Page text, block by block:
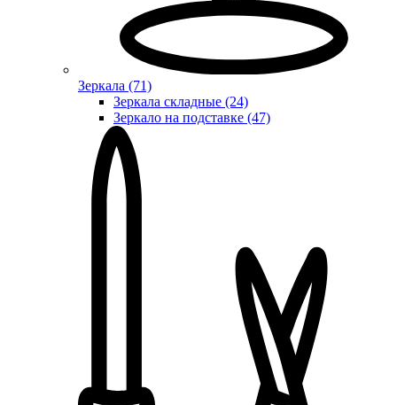
Зеркала (71)
Зеркала складные (24)
Зеркало на подставке (47)